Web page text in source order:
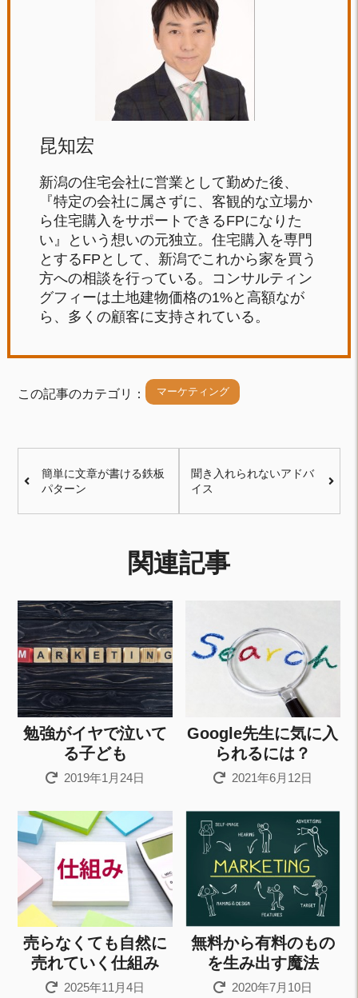
昆知宏
新潟の住宅会社に営業として勤めた後、
『特定の会社に属さずに、客観的な立場か
ら住宅購入をサポートできるFPになりた
い』という想いの元独立。住宅購入を専門
とするFPとして、新潟でこれから家を買う
方への相談を行っている。コンサルティン
グフィーは土地建物価格の1%と高額なが
ら、多くの顧客に支持されている。
この記事のカテゴリ： マーケティング
簡単に文章が書ける鉄板
パターン
聞き入れられないアドバ
イス
関連記事
勉強がイヤで泣いて
る子ども
2019年1月24日
Google先生に気に入
られるには？
2021年6月12日
売らなくても自然に
売れていく仕組み
2025年11月4日
無料から有料のもの
を生み出す魔法
2020年7月10日